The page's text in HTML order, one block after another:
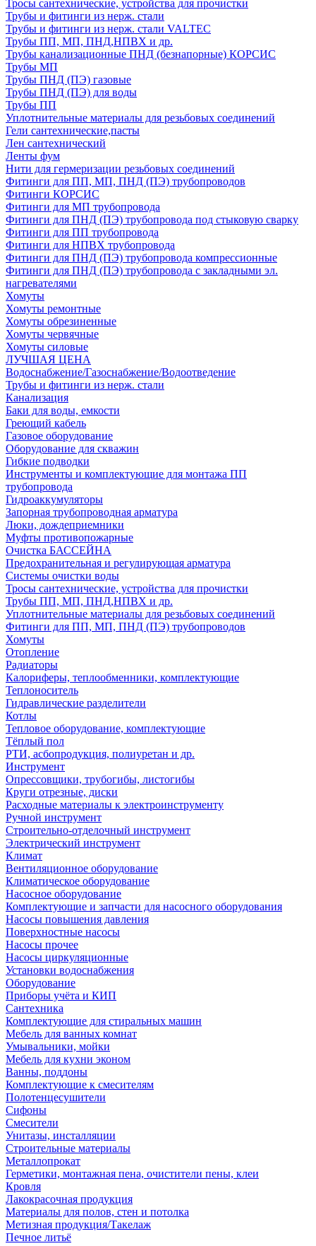
Тросы сантехнические, устройства для прочистки
Трубы и фитинги из нерж. стали
Трубы и фитинги из нерж. стали VALTEC
Трубы ПП, МП, ПНД,НПВХ и др.
Трубы канализационные ПНД (безнапорные) КОРСИС
Трубы МП
Трубы ПНД (ПЭ) газовые
Трубы ПНД (ПЭ) для воды
Трубы ПП
Уплотнительные материалы для резьбовых соединений
Гели сантехнические,пасты
Лен сантехнический
Ленты фум
Нити для гермеризации резьбовых соединений
Фитинги для ПП, МП, ПНД (ПЭ) трубопроводов
Фитинги КОРСИС
Фитинги для МП трубопровода
Фитинги для ПНД (ПЭ) трубопровода под стыковую сварку
Фитинги для ПП трубопровода
Фитинги для НПВХ трубопровода
Фитинги для ПНД (ПЭ) трубопровода компрессионные
Фитинги для ПНД (ПЭ) трубопровода с закладными эл.
нагревателями
Хомуты
Хомуты ремонтные
Хомуты обрезиненные
Хомуты червячные
Хомуты силовые
ЛУЧШАЯ ЦЕНА
Водоснабжение/Газоснабжение/Водоотведение
Трубы и фитинги из нерж. стали
Канализация
Баки для воды, емкости
Греющий кабель
Газовое оборудование
Оборудование для скважин
Гибкие подводки
Инструменты и комплектующие для монтажа ПП
трубопровода
Гидроаккумуляторы
Запорная трубопроводная арматура
Люки, дождеприемники
Муфты противопожарные
Очистка БАССЕЙНА
Предохранительная и регулирующая арматура
Системы очистки воды
Тросы сантехнические, устройства для прочистки
Трубы ПП, МП, ПНД,НПВХ и др.
Уплотнительные материалы для резьбовых соединений
Фитинги для ПП, МП, ПНД (ПЭ) трубопроводов
Хомуты
Отопление
Радиаторы
Калориферы, теплообменники, комплектующие
Теплоноситель
Гидравлические разделители
Котлы
Тепловое оборудование, комплектующие
Тёплый пол
РТИ, асбопродукция, полиуретан и др.
Инструмент
Опрессовщики, трубогибы, листогибы
Круги отрезные, диски
Расходные материалы к электроинструменту
Ручной инструмент
Строительно-отделочный инструмент
Электрический инструмент
Климат
Вентиляционное оборудование
Климатическое оборудование
Насосное оборудование
Комплектующие и запчасти для насосного оборудования
Насосы повышения давления
Поверхностные насосы
Насосы прочее
Насосы циркуляционные
Установки водоснабжения
Оборудование
Приборы учёта и КИП
Сантехника
Комплектующие для стиральных машин
Мебель для ванных комнат
Умывальники, мойки
Мебель для кухни эконом
Ванны, поддоны
Комплектующие к смесителям
Полотенцесушители
Сифоны
Смесители
Унитазы, инсталляции
Строительные материалы
Металлопрокат
Герметики, монтажная пена, очистители пены, клеи
Кровля
Лакокрасочная продукция
Материалы для полов, стен и потолка
Метизная продукция/Такелаж
Печное литьё